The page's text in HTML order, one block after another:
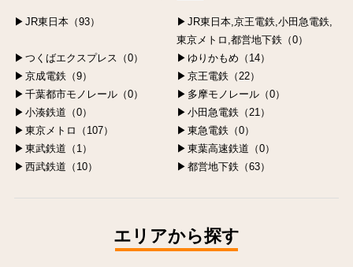
JR東日本（93）
JR東日本,京王電鉄,小田急電鉄,
東京メトロ,都営地下鉄（0）
つくばエクスプレス（0）
ゆりかもめ（14）
京成電鉄（9）
京王電鉄（22）
千葉都市モノレール（0）
多摩モノレール（0）
小湊鉄道（0）
小田急電鉄（21）
東京メトロ（107）
東急電鉄（0）
東武鉄道（1）
東葉高速鉄道（0）
西武鉄道（10）
都営地下鉄（63）
エリアから探す